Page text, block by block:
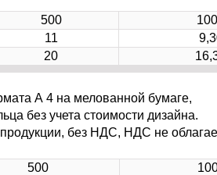
500
11
20
А 4 на мелованной бумаге,
без учета стоимости дизайна.
без НДС, НДС не
500